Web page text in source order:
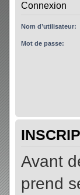
Connexion
Nom d’utilisateur:
Mot de passe:
Avant
prend